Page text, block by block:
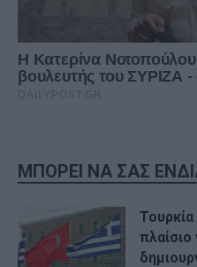
ΜΠΟΡΕΙ ΝΑ ΣΑΣ
Τουρκία